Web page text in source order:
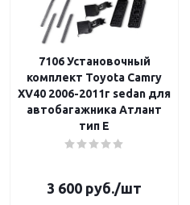
7106 Установочный
комплект Toyota Camry
XV40 2006-2011г sedan для
автобагажника Атлант
тип E
3 600 руб./шт